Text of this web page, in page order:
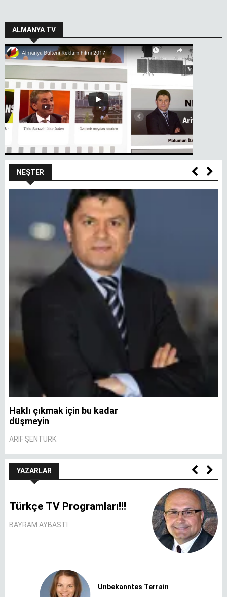
ALMANYA TV
NEŞTER
Haklı çıkmak için bu kadar
düşmeyin
ARIF ŞENTÜRK
YAZARLAR
Türkçe TV Programları!!!
BAYRAM AYBASTI
Unbekanntes Terrain